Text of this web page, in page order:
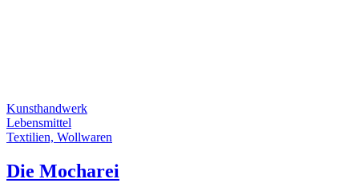
Kunsthandwerk
Lebensmittel
Textilien, Wollwaren
Die Mocharei